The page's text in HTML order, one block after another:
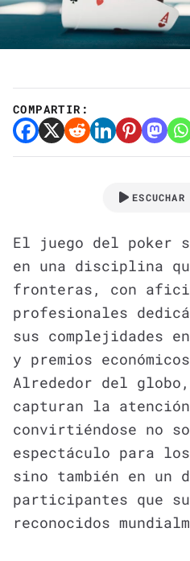
COMPARTIR:
El juego del poker
en una disciplina
fronteras, con
profesionales
sus complejidades
y premios
Alrededor del
capturan la
convirtiéndose no
espectáculo para
sino también en un
participantes que
reconocidos